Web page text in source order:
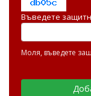
Въведете
Моля, въведете